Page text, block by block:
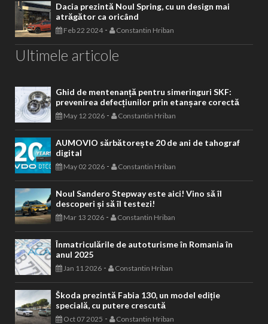
Dacia prezintă Noul Spring, cu un design mai
atrăgător ca oricând
Feb 22 2024- Constantin Hriban
Ultimele articole
Ghid de mentenanță pentru simeringuri SKF:
prevenirea defecțiunilor prin etanșare corectă
May 12 2026 - Constantin Hriban
AUMOVIO sărbătorește 20 de ani de tahograf
digital
May 02 2026 - Constantin Hriban
Noul Sandero Stepway este aici! Vino să îl
descoperi și să îl testezi!
Mar 13 2026 - Constantin Hriban
Înmatriculările de autoturisme în Romania în
anul 2025
Jan 11 2026 - Constantin Hriban
Škoda prezintă Fabia 130, un model ediție
specială, cu putere crescută
Oct 07 2025 - Constantin Hriban